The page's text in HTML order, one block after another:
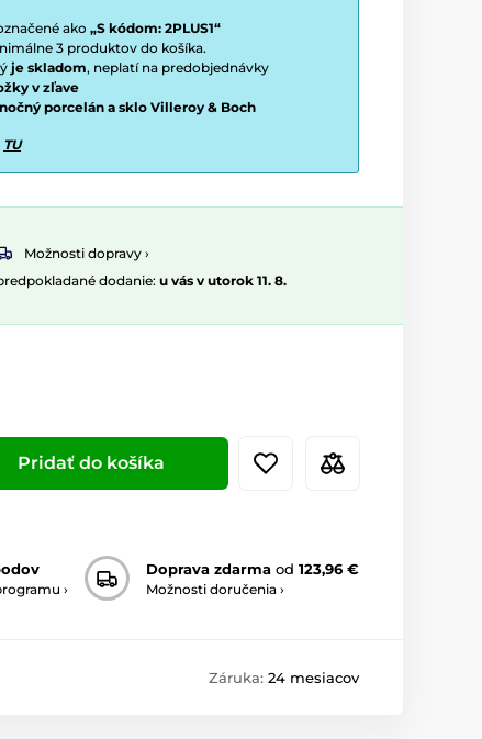
ako „S kódom: 2PLUS1“
3 produktov do košíka.
je skladom, neplatí na predobjednávky
v zľave
porcelán a sklo Villeroy & Boch
TU
Možnosti dopravy ›
dodanie: u vás v utorok 11. 8.
Pridať do košíka
›
Doprava zdarma od 123,96 €
Možnosti doručenia ›
Záruka: 24 mesiacov